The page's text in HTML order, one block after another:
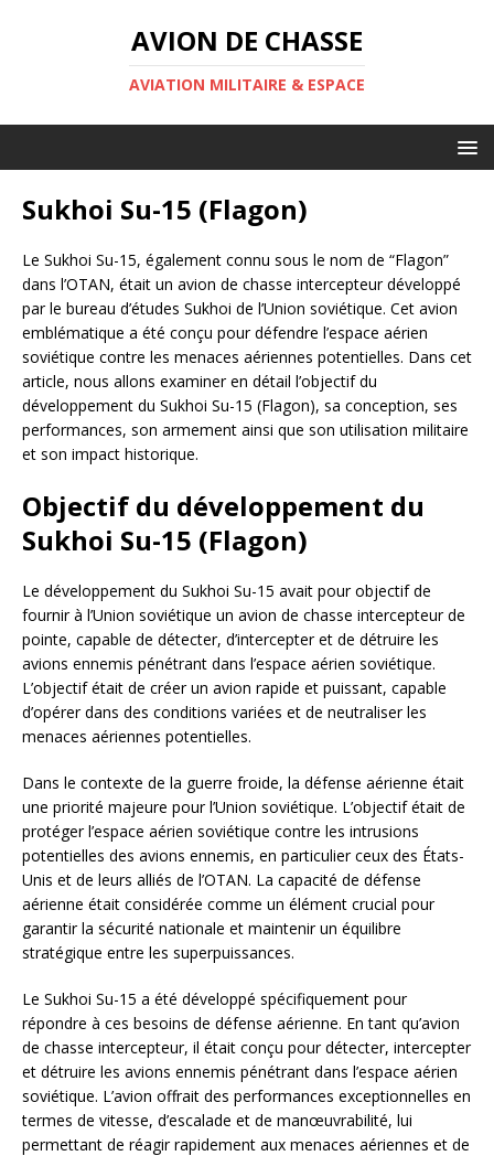
AVION DE CHASSE
AVIATION MILITAIRE & ESPACE
Sukhoi Su-15 (Flagon)
Le Sukhoi Su-15, également connu sous le nom de “Flagon”
dans l’OTAN, était un avion de chasse intercepteur développé
par le bureau d’études Sukhoi de l’Union soviétique. Cet avion
emblématique a été conçu pour défendre l’espace aérien
soviétique contre les menaces aériennes potentielles. Dans cet
article, nous allons examiner en détail l’objectif du
développement du Sukhoi Su-15 (Flagon), sa conception, ses
performances, son armement ainsi que son utilisation militaire
et son impact historique.
Objectif du développement du
Sukhoi Su-15 (Flagon)
Le développement du Sukhoi Su-15 avait pour objectif de
fournir à l’Union soviétique un avion de chasse intercepteur de
pointe, capable de détecter, d’intercepter et de détruire les
avions ennemis pénétrant dans l’espace aérien soviétique.
L’objectif était de créer un avion rapide et puissant, capable
d’opérer dans des conditions variées et de neutraliser les
menaces aériennes potentielles.
Dans le contexte de la guerre froide, la défense aérienne était
une priorité majeure pour l’Union soviétique. L’objectif était de
protéger l’espace aérien soviétique contre les intrusions
potentielles des avions ennemis, en particulier ceux des États-
Unis et de leurs alliés de l’OTAN. La capacité de défense
aérienne était considérée comme un élément crucial pour
garantir la sécurité nationale et maintenir un équilibre
stratégique entre les superpuissances.
Le Sukhoi Su-15 a été développé spécifiquement pour
répondre à ces besoins de défense aérienne. En tant qu’avion
de chasse intercepteur, il était conçu pour détecter, intercepter
et détruire les avions ennemis pénétrant dans l’espace aérien
soviétique. L’avion offrait des performances exceptionnelles en
termes de vitesse, d’escalade et de manœuvrabilité, lui
permettant de réagir rapidement aux menaces aériennes et de